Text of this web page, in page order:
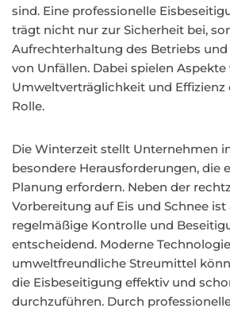
sind. Eine professionelle
trägt nicht nur zur Sicherheit bei,
Aufrechterhaltung des Betriebs
von Unfällen. Dabei spielen Aspekte
Umweltverträglichkeit und Effizienz
Rolle.
Die Winterzeit stellt Unternehmen
besondere Herausforderungen, die
Planung erfordern. Neben der
Vorbereitung auf Eis und Schnee ist
regelmäßige Kontrolle und
entscheidend. Moderne
umweltfreundliche Streumittel
die Eisbeseitigung effektiv und
durchzuführen. Durch